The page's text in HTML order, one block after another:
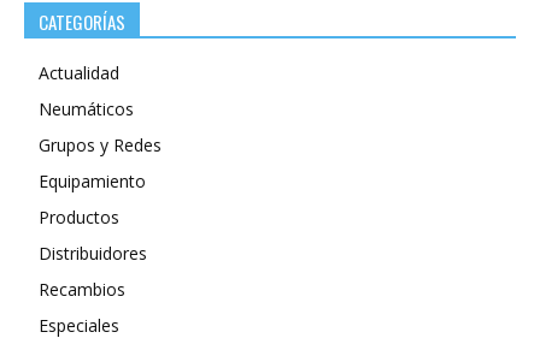
CATEGORÍAS
Actualidad
Neumáticos
Grupos y Redes
Equipamiento
Productos
Distribuidores
Recambios
Especiales